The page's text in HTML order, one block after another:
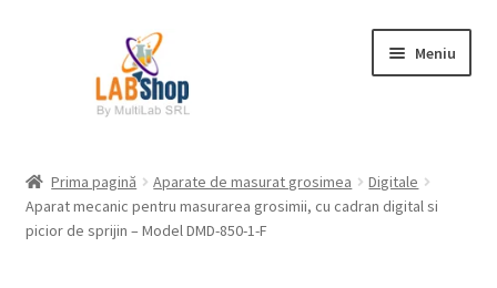
Meniu
Contul meu
Prima pagină Aparate de masurat grosimea
Digitale
Aparat mecanic pentru masurarea grosimii, cu cadran digital si
picior de sprijin – Model DMD-850-1-F